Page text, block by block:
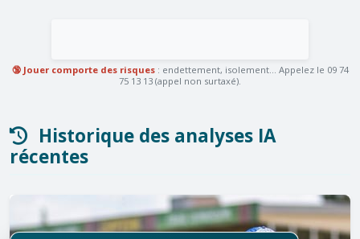
🔞 Jouer comporte des risques: endettement, isolement... Appelez le 09 74
75 13 13 (appel non surtaxé).
Historique des analyses IA
récentes